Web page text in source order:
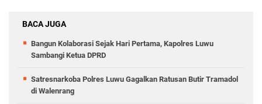
BACA JUGA
Bangun Kolaborasi Sejak Hari Pertama, Kapolres Luwu
Sambangi Ketua DPRD
Satresnarkoba Polres Luwu Gagalkan Ratusan Butir Tramadol
di Walenrang